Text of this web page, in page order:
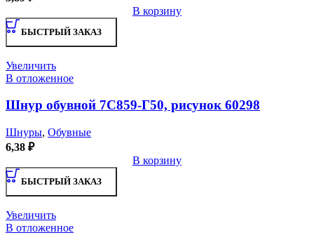
В корзину
БЫСТРЫЙ ЗАКАЗ
Увеличить
В отложенное
Шнур обувной 7С859-Г50, рисунок 60298
Шнуры, Обувные
6,38 ₽
В корзину
БЫСТРЫЙ ЗАКАЗ
Увеличить
В отложенное